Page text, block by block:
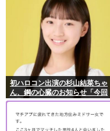
初ハロコン出演の杉山結菜ちゃ
ん、鋼の心臓のお知らせ「今回
も緊張してません」